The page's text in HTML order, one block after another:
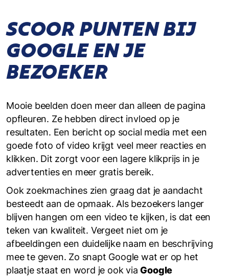
SCOOR PUNTEN BIJ
GOOGLE EN JE
BEZOEKER
Mooie beelden doen meer dan alleen de pagina
opfleuren. Ze hebben direct invloed op je
resultaten. Een bericht op social media met een
goede foto of video krijgt veel meer reacties en
klikken. Dit zorgt voor een lagere klikprijs in je
advertenties en meer gratis bereik.
Ook zoekmachines zien graag dat je aandacht
besteedt aan de opmaak. Als bezoekers langer
blijven hangen om een video te kijken, is dat een
teken van kwaliteit. Vergeet niet om je
afbeeldingen een duidelijke naam en beschrijving
mee te geven. Zo snapt Google wat er op het
plaatje staat en word je ook viaGoogle